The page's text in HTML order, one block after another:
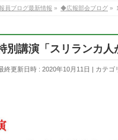
員ブログ最新情報 » ◆広報部会ブログ »
別講演「スリランカ
終更新日時 : 2020年10月11日 カテゴ